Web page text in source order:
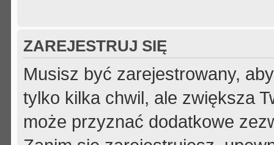
ZAREJESTRUJ SIĘ
Musisz być zarejestrowany,
tylko kilka chwil, ale zwiększa
może przyznać dodatkowe